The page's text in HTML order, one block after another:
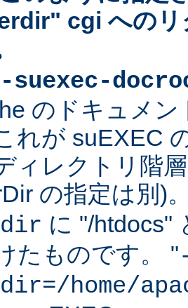
cgi へのリ
のドキュメ
れが suEXEC
ィレクトリ階
の指定は別)
に "/htdocs"
たものです。 "
home/